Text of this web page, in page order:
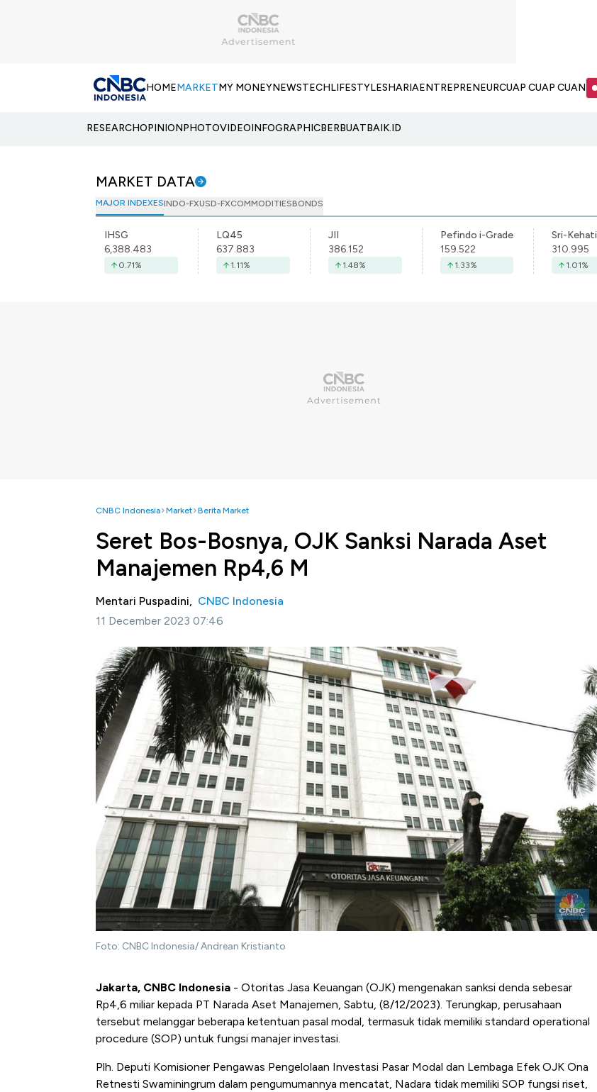
HOMEMARKETMY MONEYNEWSTECHLIFESTYLESHARIAENTREPRENEURCUAP CUAP CUAN
RESEARCHOPINIONPHOTOVIDEOINFOGRAPHICBERBUATBAIK.ID
MARKET DATA
MAJOR INDEXESINDO-FXUSD-FXCOMMODITIESBONDS
IHSG
6,388.483
0.71%
LQ45
637.883
1.11%
JII
386.152
1.48%
Pefindo i-Grade
159.522
1.33%
Sri-Kehati
310.995
1.01%
CNBC Indonesia Market Berita Market
Seret Bos-Bosnya, OJK Sanksi Narada Aset
Manajemen Rp4,6 M
Mentari Puspadini, CNBC Indonesia
11 December 2023 07:46
Foto: CNBC Indonesia/ Andrean Kristianto
Jakarta, CNBC Indonesia - Otoritas Jasa Keuangan (OJK) mengenakan sanksi denda sebesar
Rp4,6 miliar kepada PT Narada Aset Manajemen, Sabtu, (8/12/2023). Terungkap, perusahaan
tersebut melanggar beberapa ketentuan pasal modal, termasuk tidak memiliki standard operational
procedure (SOP) untuk fungsi manajer investasi.
Plh. Deputi Komisioner Pengawas Pengelolaan Investasi Pasar Modal dan Lembaga Efek OJK Ona
Retnesti Swaminingrum dalam pengumumannya mencatat, Nadara tidak memiliki SOP fungsi riset,